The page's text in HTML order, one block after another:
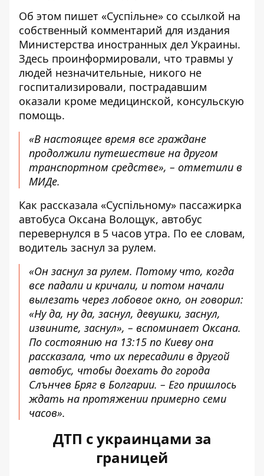
Об этом пишет «Суспільне» со ссылкой на
собственный комментарий для издания
Министерства иностранных дел Украины.
Здесь проинформировали, что травмы у
людей незначительные, никого не
госпитализировали, пострадавшим
оказали кроме медицинской, консульскую
помощь.
«В настоящее время все граждане
продолжили путешествие на другом
транспортном средстве», – отметили в
МИДе.
Как рассказала «Суспільному» пассажирка
автобуса Оксана Волощук, автобус
перевернулся в 5 часов утра. По ее словам,
водитель заснул за рулем.
«Он заснул за рулем. Потому что, когда
все падали и кричали, и потом начали
вылезать через лобовое окно, он говорил:
«Ну да, ну да, заснул, девушки, заснул,
извините, заснул», – вспоминает Оксана.
По состоянию на 13:15 по Киеву она
рассказала, что их пересадили в другой
автобус, чтобы доехать до города
Слънчев Бряг в Болгарии. – Его пришлось
ждать на протяжении примерно семи
часов».
ДТП с украинцами за
границей